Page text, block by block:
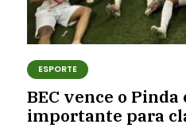
ESPORTE
BEC vence o Pinda
importante para